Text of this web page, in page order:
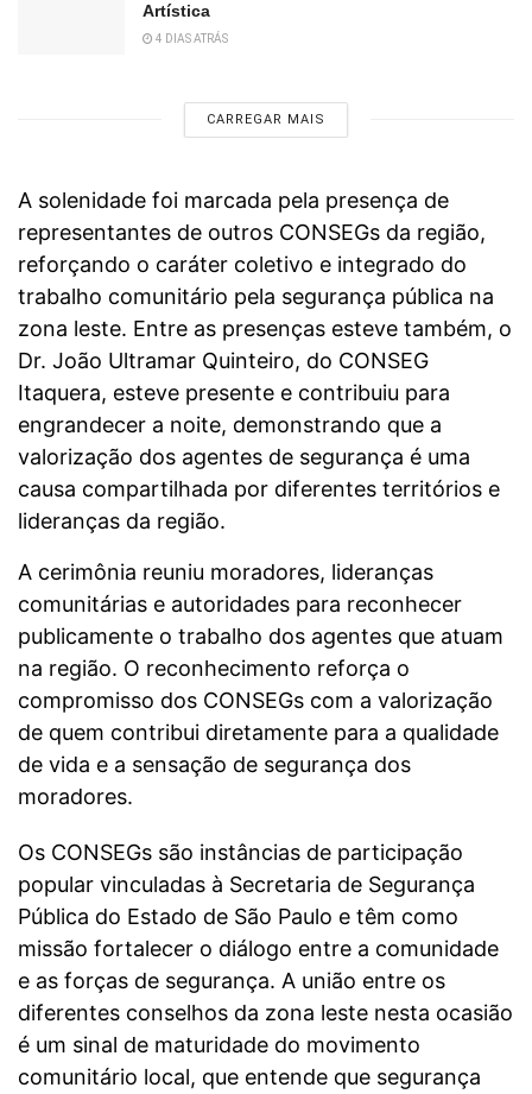
Artística
4 DIAS ATRÁS
CARREGAR MAIS
A solenidade foi marcada pela presença de
representantes de outros CONSEGs da região,
reforçando o caráter coletivo e integrado do
trabalho comunitário pela segurança pública na
zona leste. Entre as presenças esteve também, o
Dr. João Ultramar Quinteiro, do CONSEG
Itaquera, esteve presente e contribuiu para
engrandecer a noite, demonstrando que a
valorização dos agentes de segurança é uma
causa compartilhada por diferentes territórios e
lideranças da região.
A cerimônia reuniu moradores, lideranças
comunitárias e autoridades para reconhecer
publicamente o trabalho dos agentes que atuam
na região. O reconhecimento reforça o
compromisso dos CONSEGs com a valorização
de quem contribui diretamente para a qualidade
de vida e a sensação de segurança dos
moradores.
Os CONSEGs são instâncias de participação
popular vinculadas à Secretaria de Segurança
Pública do Estado de São Paulo e têm como
missão fortalecer o diálogo entre a comunidade
e as forças de segurança. A união entre os
diferentes conselhos da zona leste nesta ocasião
é um sinal de maturidade do movimento
comunitário local, que entende que segurança